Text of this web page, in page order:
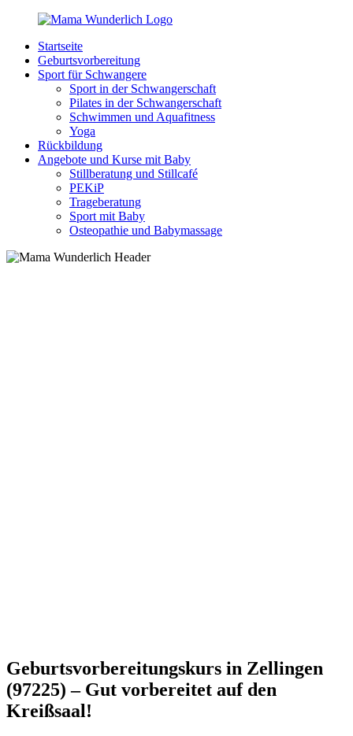
Zurück
Inhalt
MamaWunderlich.de
Mutti
sein
wunderbar!
Startseite
Geburtsvorbereitung
Sport für Schwangere
Sport in der Schwangerschaft
Pilates in der Schwangerschaft
Schwimmen und Aquafitness
Yoga
Rückbildung
Angebote und Kurse mit Baby
Stillberatung und Stillcafé
PEKiP
Trageberatung
Sport mit Baby
Osteopathie und Babymassage
Geburtsvorbereitungskurs in Zellingen
(97225) – Gut vorbereitet auf den
Kreißsaal!